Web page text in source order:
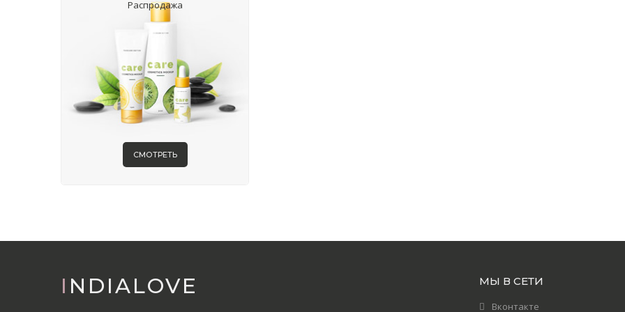
Распродажа
СМОТРЕТЬ
INDIALOVE МЫ В СЕТИ
Вконтакте